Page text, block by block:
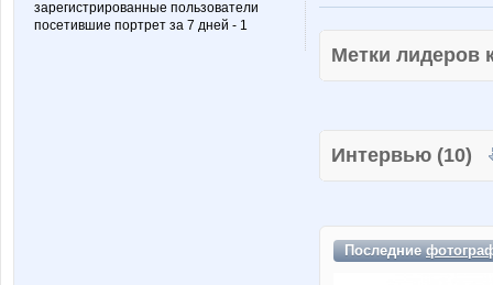
зарегистрированные пользователи
посетившие портрет за 7 дней - 1
Метки
Интервью (10)
Последние